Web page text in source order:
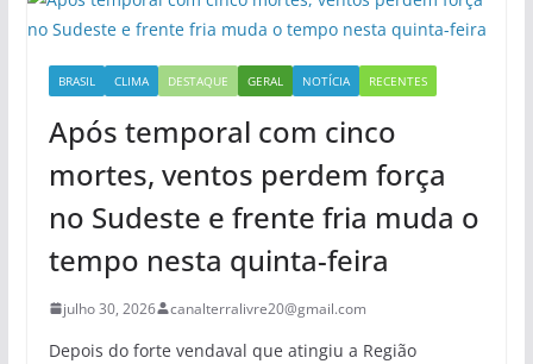
BRASIL CLIMA DESTAQUE GERAL NOTÍCIA RECENTES
Após temporal com cinco
mortes, ventos perdem força
no Sudeste e frente fria muda o
tempo nesta quinta-feira
julho 30, 2026 canalterralivre20@gmail.com
Depois do forte vendaval que atingiu a Região